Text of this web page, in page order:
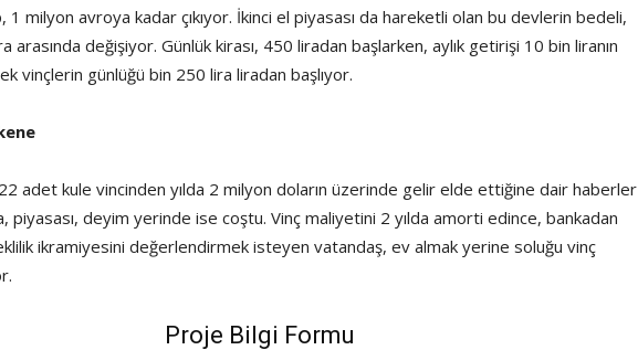
1 milyon avroya kadar çıkıyor. İkinci el piyasası da hareketli olan bu devlerin bedeli,
arasında değişiyor. Günlük kirası, 450 liradan başlarken, aylık getirişi 10 bin liranın
vinçlerin günlüğü bin 250 lira liradan başlıyor.
adet kule vincinden yılda 2 milyon doların üzerinde gelir elde ettiğine dair haberler
piyasası, deyim yerinde ise coştu. Vinç maliyetini 2 yılda amorti edince, bankadan
ikramiyesini değerlendirmek isteyen vatandaş, ev almak yerine soluğu vinç
Proje Bilgi Formu